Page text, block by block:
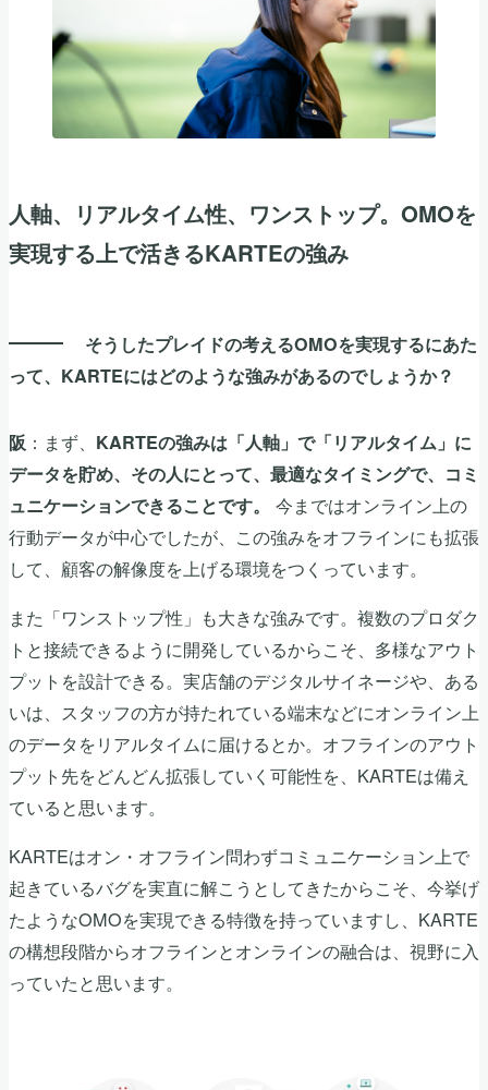
人軸、リアルタイム性、ワンストップ。OMOを
実現する上で活きるKARTEの強み
そうしたプレイドの考えるOMOを実現するにあた
って、KARTEにはどのような強みがあるのでしょうか？
阪 ：まず、 KARTEの強みは「人軸」で「リアルタイム」に
データを貯め、その人にとって、最適なタイミングで、コミ
ュニケーションできることです。
今まではオンライン上の
行動データが中心でしたが、この強みをオフラインにも拡張
して、顧客の解像度を上げる環境をつくっています。
また「ワンストップ性」も大きな強みです。複数のプロダク
トと接続できるように開発しているからこそ、多様なアウト
プットを設計できる。実店舗のデジタルサイネージや、ある
いは、スタッフの方が持たれている端末などにオンライン上
のデータをリアルタイムに届けるとか。オフラインのアウト
プット先をどんどん拡張していく可能性を、KARTEは備え
ていると思います。
KARTEはオン・オフライン問わずコミュニケーション上で
起きているバグを実直に解こうとしてきたからこそ、今挙げ
たようなOMOを実現できる特徴を持っていますし、KARTE
の構想段階からオフラインとオンラインの融合は、視野に入
っていたと思います。